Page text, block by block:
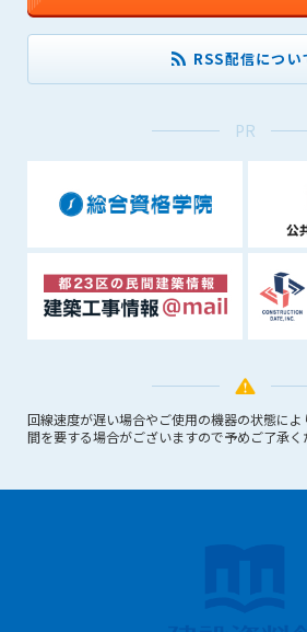
RSS配信につい
PR
回線速度が遅い場合やご使用の機器の状態に
間を要する場合がございますので予めご了承く
(3) 広告掲載料金の支払が遅延した場合
(4) その他、管理者が不適当と判断した
第8条（サービスの変更・中止等）
廃止を含み)し、本サービスの運営を中
できるものとします。これに起因する会
被った損害について管理者は､一切の責
します。
ビスの提供に関連して管理者が知り得
個人情報といいます）について、管理者
する場合を除き、第三者に開示または提
(1) 会員が、自己の個人情報の開示に事
(2) 個々の会員を特定できない統計的な
者に提供する場合
に必要であると管理者が判断した場合